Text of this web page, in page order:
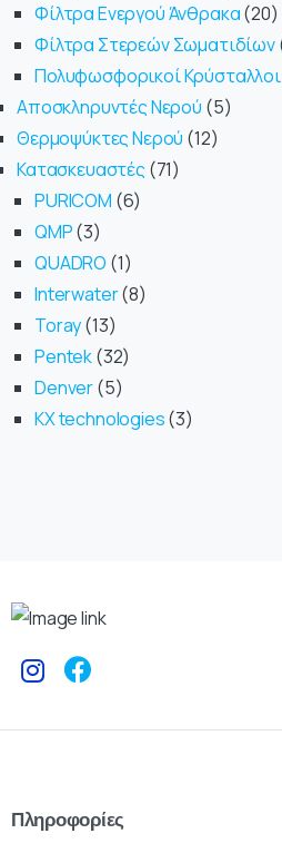
Φίλτρα Ενεργού Άνθρακα 20
Φίλτρα Στερεών Σωματιδίων
Πολυφωσφορικοί Κρύσταλλοι
Αποσκληρυντές Νερού 5
Θερμοψύκτες Νερού 12
Κατασκευαστές 71
PURICOM 6
QMP 3
QUADRO 1
Interwater 8
Toray 13
Pentek 32
Denver 5
KX technologies 3
Πληροφορίες